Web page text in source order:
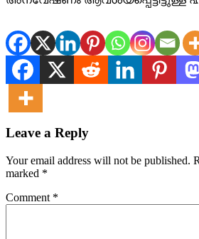
Leave a Reply
Your email address will not be published.
marked *
Comment *